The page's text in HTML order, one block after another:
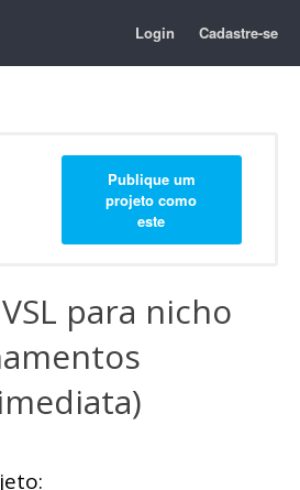
Login Cadastre-se
Publique um
projeto como
este
para nicho